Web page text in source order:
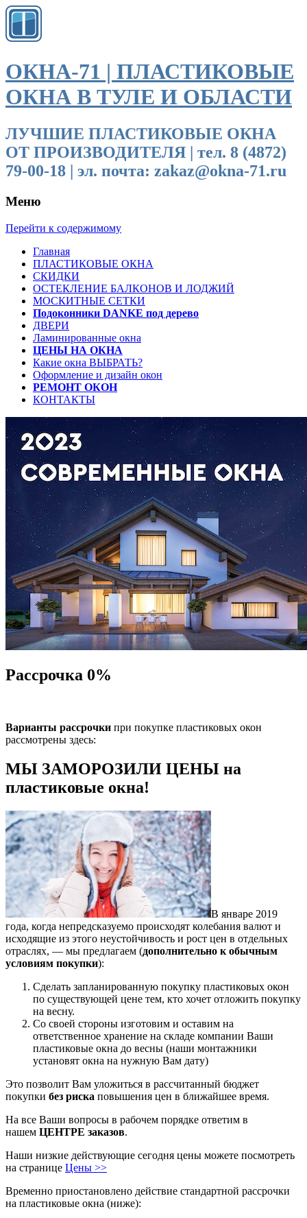
ОКНА-71 | ПЛАСТИКОВЫЕ
ОКНА В ТУЛЕ И ОБЛАСТИ
ЛУЧШИЕ ПЛАСТИКОВЫЕ ОКНА
ОТ ПРОИЗВОДИТЕЛЯ | тел. 8 (4872)
79-00-18 | эл. почта: zakaz@okna-71.ru
Меню
Перейти к содержимому
Главная
ПЛАСТИКОВЫЕ ОКНА
СКИДКИ
ОСТЕКЛЕНИЕ БАЛКОНОВ И ЛОДЖИЙ
МОСКИТНЫЕ СЕТКИ
Подоконники DANKE под дерево
ДВЕРИ
Ламинированные окна
ЦЕНЫ НА ОКНА
Какие окна ВЫБРАТЬ?
Оформление и дизайн окон
РЕМОНТ ОКОН
КОНТАКТЫ
Рассрочка 0%
Варианты рассрочки при покупке пластиковых окон
рассмотрены здесь:
МЫ ЗАМОРОЗИЛИ ЦЕНЫ на
пластиковые окна!
В январе 2019
года, когда непредсказуемо происходят колебания валют и
исходящие из этого неустойчивость и рост цен в отдельных
отраслях, — мы предлагаем (дополнительно к обычным
условиям покупки):
Сделать запланированную покупку пластиковых окон
по существующей цене тем, кто хочет отложить покупку
на весну.
Со своей стороны изготовим и оставим на
ответственное хранение на складе компании Ваши
пластиковые окна до весны (наши монтажники
установят окна на нужную Вам дату)
Это позволит Вам уложиться в рассчитанный бюджет
покупки без риска повышения цен в ближайшее время.
На все Ваши вопросы в рабочем порядке ответим в
нашем ЦЕНТРЕ заказов.
Наши низкие действующие сегодня цены можете посмотреть
на странице Цены >>
Временно приостановлено действие стандартной рассрочки
на пластиковые окна (ниже):